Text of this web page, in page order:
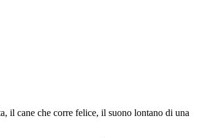
il cane che corre felice, il suono lontano di una